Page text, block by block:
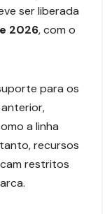
ser liberada
2026, com o
para os
a linha
recursos
restritos